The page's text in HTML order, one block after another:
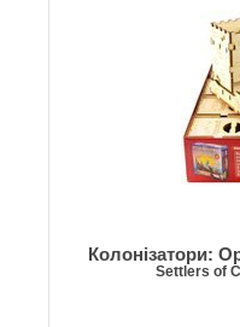
Колонізатори:
Settlers of